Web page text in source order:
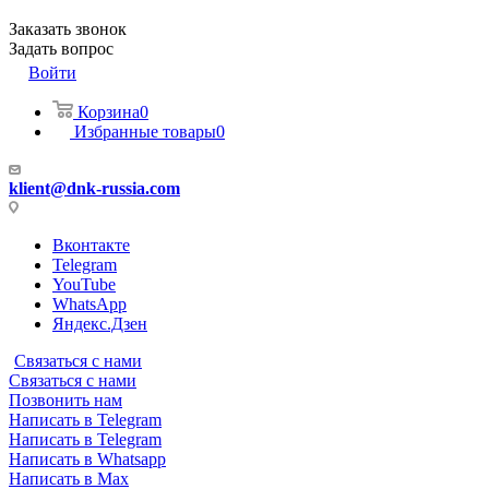
Заказать звонок
Задать вопрос
Войти
Корзина0
Избранные товары0
klient@dnk-russia.com
Вконтакте
Telegram
YouTube
WhatsApp
Яндекс.Дзен
Связаться с нами
Связаться с нами
Позвонить нам
Написать в Telegram
Написать в Telegram
Написать в Whatsapp
Написать в Max